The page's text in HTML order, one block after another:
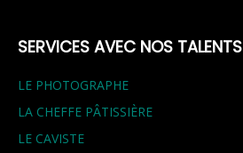
SERVICES AVEC NOS TALENTS
LE PHOTOGRAPHE
LA CHEFFE PÂTISSIÈRE
LE CAVISTE